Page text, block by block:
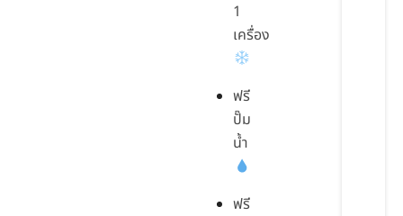
1
เครื่อง
ฟรี
ปั๊ม
น้ำ
ฟรี